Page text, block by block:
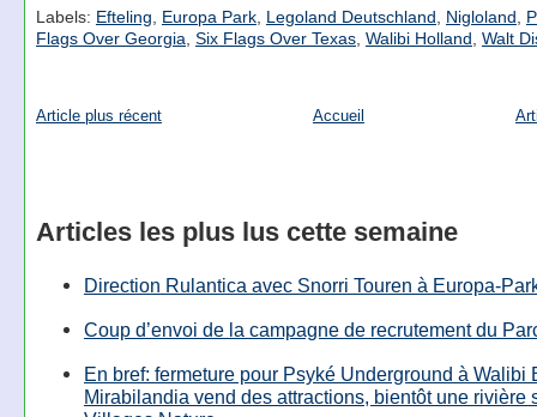
Labels: Efteling Europa Park, Legoland Deutschland Nigloland
Flags Over Georgia Six Flags Over Texas, Walibi Holland Walt
Article plus récent Accueil
Articles les plus lus cette semaine
Direction Rulantica avec Snorri Touren à Europa-
Coup d’envoi de la campagne de recrutement du
En bref: fermeture pour Psyké Underground à Walibi
Mirabilandia vend des attractions, bientôt une rivière